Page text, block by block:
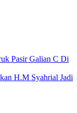
Pasir Galian C Di
H.M Syahrial Jadi